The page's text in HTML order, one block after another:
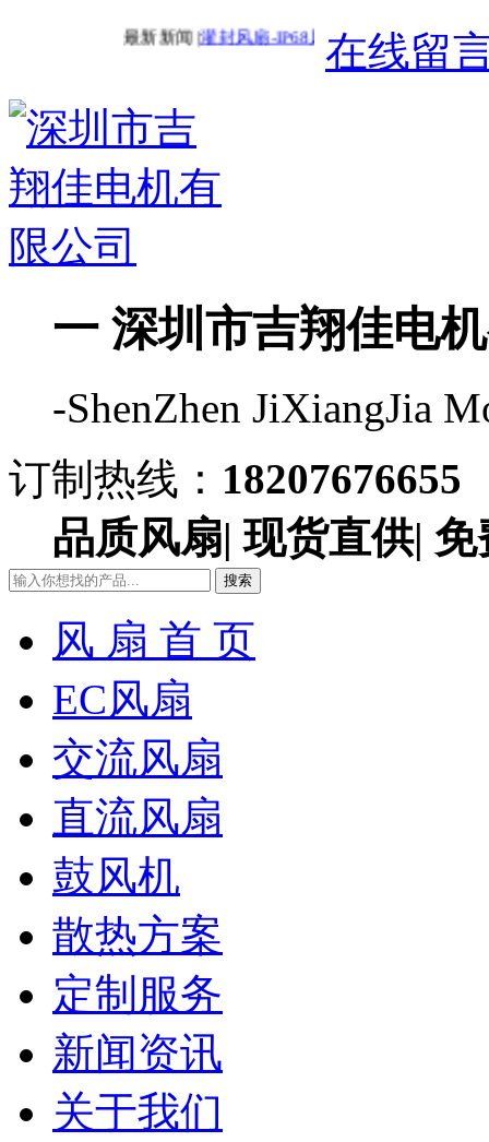
最新新闻 |灌封风扇-IP68风扇最新新闻 |交流风
在线留
一 深圳市吉翔佳电
-ShenZhen JiXiangJia
订制热线： 18207676655
品质风扇| 现货直供|
搜索
风 扇 首 页
EC风扇
交流风扇
直流风扇
鼓风机
散热方案
定制服务
新闻资讯
关于我们